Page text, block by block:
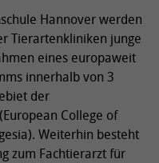
Hannover werden
Tierartenkliniken junge
eines europaweit
innerhalb von 3
der
College of
Weiterhin besteht
zum Fachtierarzt für